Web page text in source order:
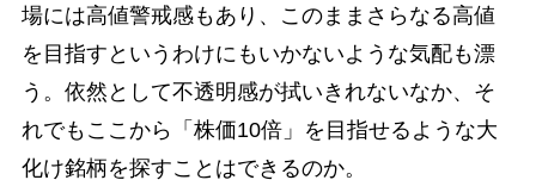
場には高値警戒感もあり、このままさらなる高値
を目指すというわけにもいかないような気配も漂
う。依然として不透明感が拭いきれないなか、そ
れでもここから「株価10倍」を目指せるような大
化け銘柄を探すことはできるのか。